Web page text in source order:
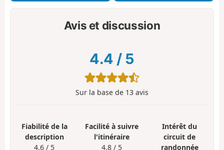
Avis et discussion
4.4 / 5
Sur la base de 13 avis
Fiabilité de la
description
4.6 / 5
Facilité à suivre
l'itinéraire
4.8 / 5
Intérêt du
circuit de
randonnée